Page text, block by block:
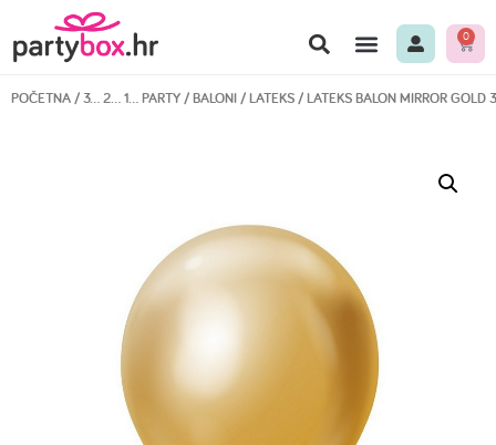
0
POČETNA/3… 2… 1… PARTY/BALONI/LATEKS/ LATEKS BALON MIRROR GOLD